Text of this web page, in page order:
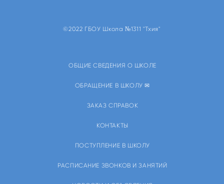
©2022 ГБОУ Школа №1311 "Тхия"
ОБЩИЕ СВЕДЕНИЯ О ШКОЛЕ
ОБРАЩЕНИЕ В ШКОЛУ ✉
ЗАКАЗ СПРАВОК
КОНТАКТЫ
ПОСТУПЛЕНИЕ В ШКОЛУ
РАСПИСАНИЕ ЗВОНКОВ И ЗАНЯТИЙ